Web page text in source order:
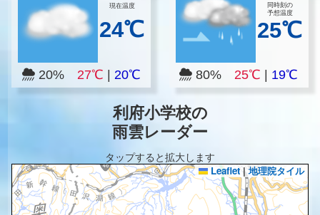
現在温度
24℃
20% 27℃ 20℃
同時刻の
予想温度
25℃
80%25℃ 19℃
利府小学校の
雨雲レーダー
タップすると拡大します
Leaflet | 地理院タイル